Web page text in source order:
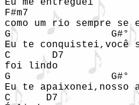
Eu me entreguei
F#m7
como um rio sempre se
G
Eu te conquistei,você
C       D7
foi lindo
G
Eu te apaixonei,nosso
C      D7